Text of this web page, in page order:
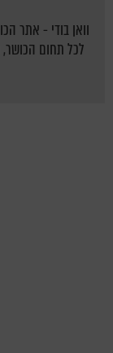
וואן בודי - אתר
לכל תחום הכושר,